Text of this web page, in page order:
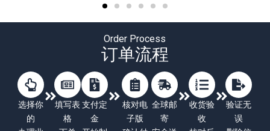
Order Process
订单流程
选择你
的
填写表
格
支付定
金
核对电
子版
全球邮
寄
收货验
收
验证无
误